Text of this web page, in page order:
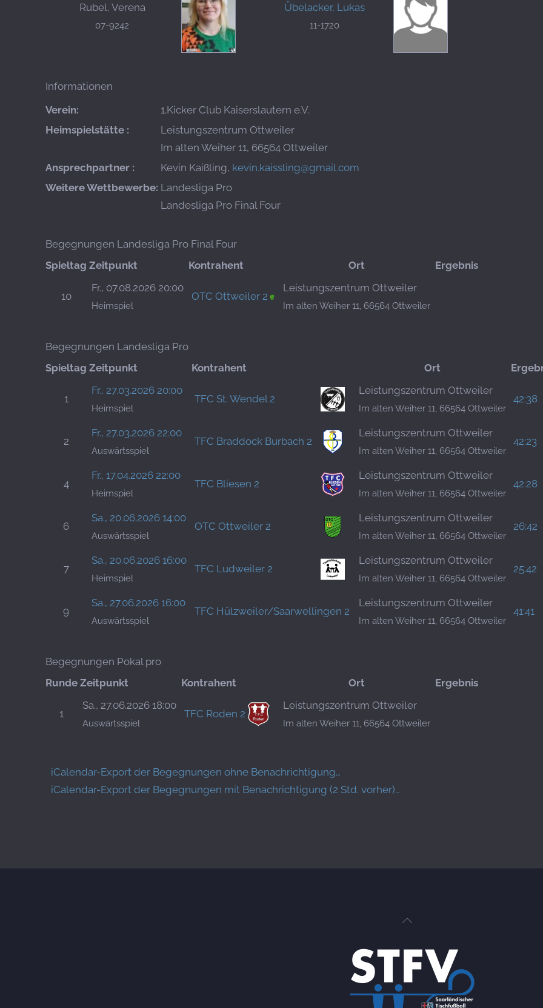
Rubel, Verena
07-9242
Übelacker, Lukas
11-1720
Informationen
Verein:
1.Kicker Club Kaiserslautern e.V.
Heimspielstätte :
Leistungszentrum Ottweiler
Im alten Weiher 11, 66564 Ottweiler
Ansprechpartner :
Kevin Kaißling, kevin.kaissling@gmail.com
Weitere Wettbewerbe: Landesliga Pro
Landesliga Pro Final Four
Begegnungen Landesliga Pro Final Four
Spieltag Zeitpunkt Kontrahent Ort Ergebnis
10
Fr., 07.08.2026 20:00
Heimspiel
OTC Ottweiler 2
Leistungszentrum Ottweiler
Im alten Weiher 11, 66564 Ottweiler
Begegnungen Landesliga Pro
Spieltag Zeitpunkt Kontrahent Ort
1
Fr., 27.03.2026 20:00
Heimspiel
TFC St. Wendel 2
Leistungszentrum Ottweiler
Im alten Weiher 11, 66564 Ottweiler
42:38
2
Fr., 27.03.2026 22:00
Auswärtsspiel
TFC Braddock Burbach 2
Leistungszentrum Ottweiler
Im alten Weiher 11, 66564 Ottweiler
42:23
4
Fr., 17.04.2026 22:00
Heimspiel
TFC Bliesen 2
Leistungszentrum Ottweiler
Im alten Weiher 11, 66564 Ottweiler
42:28
6
Sa., 20.06.2026 14:00
Auswärtsspiel
OTC Ottweiler 2
Leistungszentrum Ottweiler
Im alten Weiher 11, 66564 Ottweiler
26:42
7
Sa., 20.06.2026 16:00
Heimspiel
TFC Ludweiler 2
Leistungszentrum Ottweiler
Im alten Weiher 11, 66564 Ottweiler
25:42
9
Sa., 27.06.2026 16:00
Auswärtsspiel
TFC Hülzweiler/Saarwellingen 2
Leistungszentrum Ottweiler
Im alten Weiher 11, 66564 Ottweiler
41:41
Begegnungen Pokal pro
Runde Zeitpunkt Kontrahent Ort Ergebnis
1
Sa., 27.06.2026 18:00
Auswärtsspiel
TFC Roden 2
Leistungszentrum Ottweiler
Im alten Weiher 11, 66564 Ottweiler
iCalendar-Export der Begegnungen ohne Benachrichtigung…
iCalendar-Export der Begegnungen mit Benachrichtigung (2 Std. vorher)…